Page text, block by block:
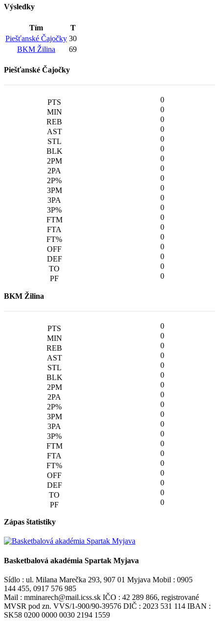
Výsledky
Tím
T
Piešťanské Čajočky 30
BKM Žilina
69
Piešťanské Čajočky
0
0
0
0
0
0
0
0
0
0
0
0
0
0
0
0
0
0
0
BKM Žilina
0
0
0
0
0
0
0
0
0
0
0
0
0
0
0
0
0
0
0
Zápas štatistiky
Basketbalová akadémia Spartak Myjava
Sídlo : ul. Milana Marečka 293, 907 01 Myjava Mobil : 0905
144 455, 0917 576 985
Mail : mminarech@mail.icss.sk IČO : 42 289 866, registrované
MVSR pod zn. VVS/1-900/90-39576 DIČ : 2023 531 114 IBAN :
SK58 0200 0000 0030 2194 1559